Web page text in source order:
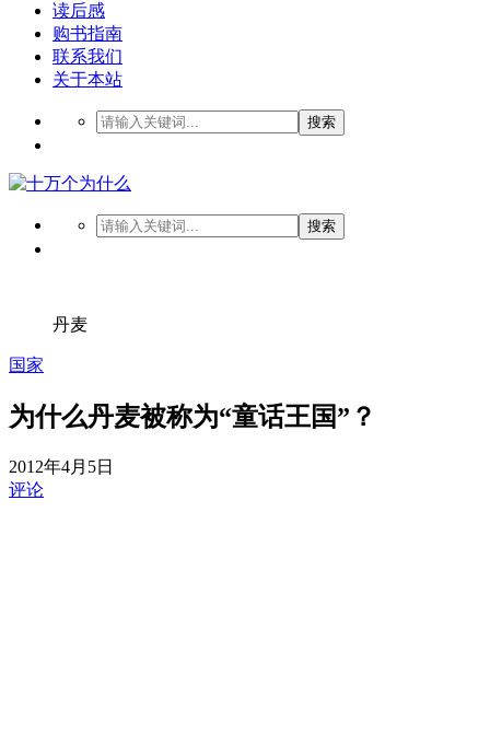
读后感
购书指南
联系我们
关于本站
搜索
搜索
丹麦
国家
为什么丹麦被称为“童话王国”？
2012年4月5日
评论